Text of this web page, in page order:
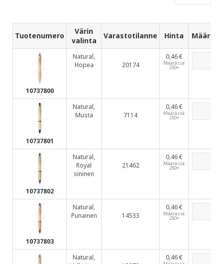
Tuotenumero
Värin
valinta
Varastotilanne Hinta Määrä
10737800
Natural,
Hopea
20174
0,46 €
Määrässä
250+
10737801
Natural,
Musta
7114
0,46 €
Määrässä
250+
10737802
Natural,
Royal
sininen
21462
0,46 €
Määrässä
250+
10737803
Natural,
Punainen
14533
0,46 €
Määrässä
250+
Natural,
0,46 €